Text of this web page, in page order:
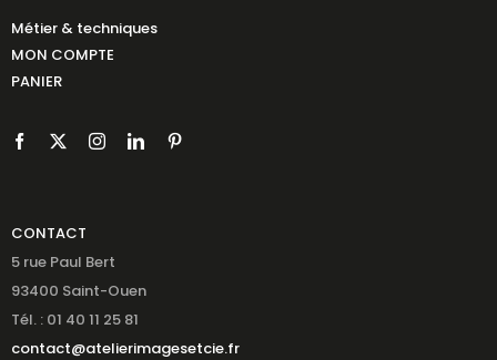
Métier & techniques
MON COMPTE
PANIER
CONTACT
5 rue Paul Bert
93400 Saint-Ouen
Tél. : 01 40 11 25 81
contact@atelierimagesetcie.fr